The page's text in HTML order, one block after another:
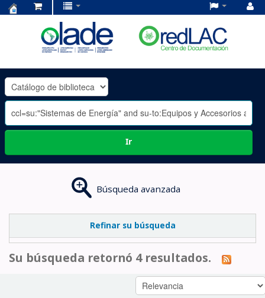
OLADE
-
Ir
Búsqueda avanzada
Refinar su búsqueda
Su búsqueda retornó 4 resultados.